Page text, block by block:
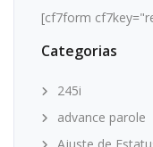
[cf7form
Categorias
245i
advance parole
Ajuste de